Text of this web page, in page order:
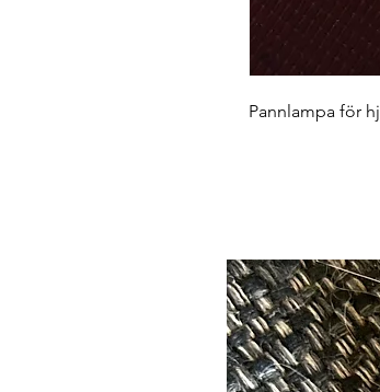
Pannlampa för